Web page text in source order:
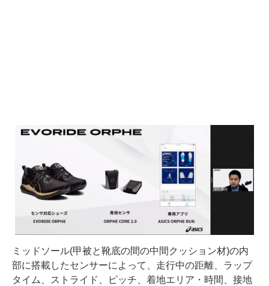
ミッドソール(甲被と靴底の間の中間クッション材)の内
部に搭載したセンサーによって、走行中の距離、ラップ
タイム、ストライド、ピッチ、着地エリア・時間、接地